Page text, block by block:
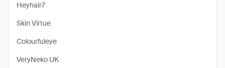
Heyhair7
Skin Virtue
Colourfuleye
VeryNeko UK